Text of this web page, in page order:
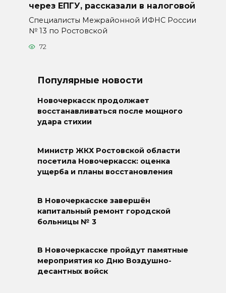
через ЕПГУ, рассказали в налоговой
Специалисты Межрайонной ИФНС России
№ 13 по Ростовской
72
Популярные новости
Новочеркасск продолжает
восстанавливаться после мощного
удара стихии
Министр ЖКХ Ростовской области
посетила Новочеркасск: оценка
ущерба и планы восстановления
В Новочеркасске завершён
капитальный ремонт городской
больницы № 3
В Новочеркасске пройдут памятные
мероприятия ко Дню Воздушно-
десантных войск